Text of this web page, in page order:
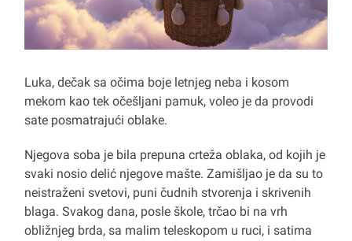
Luka, dečak sa očima boje letnjeg neba i kosom
mekom kao tek očešljani pamuk, voleo je da provodi
sate posmatrajući oblake.
Njegova soba je bila prepuna crteža oblaka, od kojih je
svaki nosio delić njegove mašte. Zamišljao je da su to
neistraženi svetovi, puni čudnih stvorenja i skrivenih
blaga. Svakog dana, posle škole, trčao bi na vrh
obližnjeg brda, sa malim teleskopom u ruci, i satima